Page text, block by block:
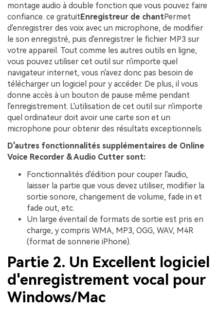
montage audio à double fonction que vous pouvez faire
confiance. ce gratuitEnregistreur de chantPermet
d'enregistrer des voix avec un microphone, de modifier
le son enregistré, puis d'enregistrer le fichier MP3 sur
votre appareil. Tout comme les autres outils en ligne,
vous pouvez utiliser cet outil sur n'importe quel
navigateur internet, vous n'avez donc pas besoin de
télécharger un logiciel pour y accéder. De plus, il vous
donne accès à un bouton de pause même pendant
l'enregistrement. L'utilisation de cet outil sur n'importe
quel ordinateur doit avoir une carte son et un
microphone pour obtenir des résultats exceptionnels.
D'autres fonctionnalités supplémentaires de Online
Voice Recorder & Audio Cutter sont:
Fonctionnalités d'édition pour couper l'audio,
laisser la partie que vous devez utiliser, modifier la
sortie sonore, changement de volume, fade in et
fade out, etc.
Un large éventail de formats de sortie est pris en
charge, y compris WMA, MP3, OGG, WAV, M4R
(format de sonnerie iPhone).
Partie 2. Un Excellent logiciel
d'enregistrement vocal pour
Windows/Mac